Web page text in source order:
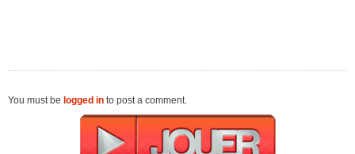
You must be logged in to post a comment.